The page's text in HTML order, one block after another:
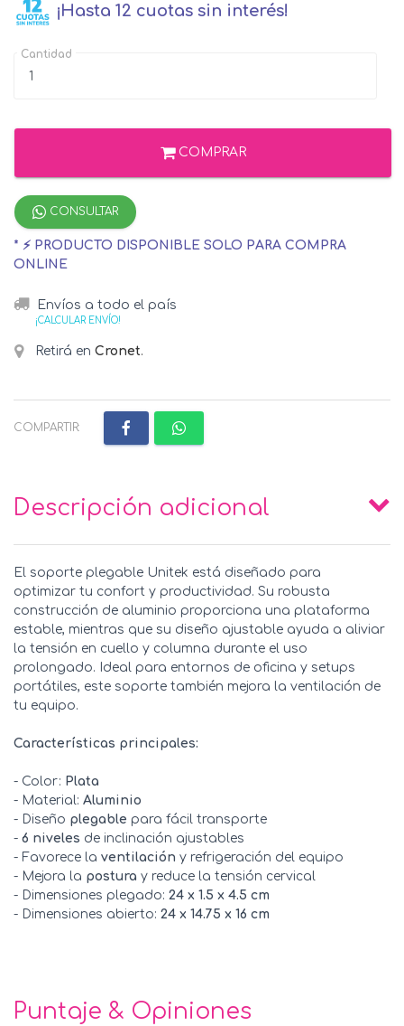
¡Hasta 12 cuotas sin interés!
Cantidad
COMPRAR
CONSULTAR
* ⚡ PRODUCTO DISPONIBLE SOLO PARA COMPRA
ONLINE
Envíos a todo el país
¡CALCULAR ENVÍO!
Retirá en Cronet.
COMPARTIR:
Descripción adicional
El soporte plegable Unitek está diseñado para
optimizar tu confort y productividad. Su robusta
construcción de aluminio proporciona una plataforma
estable, mientras que su diseño ajustable ayuda a aliviar
la tensión en cuello y columna durante el uso
prolongado. Ideal para entornos de oficina y setups
portátiles, este soporte también mejora la ventilación de
tu equipo.
Características principales:
- Color: Plata
- Material: Aluminio
- Diseño plegable para fácil transporte
- 6 niveles de inclinación ajustables
- Favorece la ventilación y refrigeración del equipo
- Mejora la postura y reduce la tensión cervical
- Dimensiones plegado: 24 x 1.5 x 4.5 cm
- Dimensiones abierto: 24 x 14.75 x 16 cm
Puntaje & Opiniones